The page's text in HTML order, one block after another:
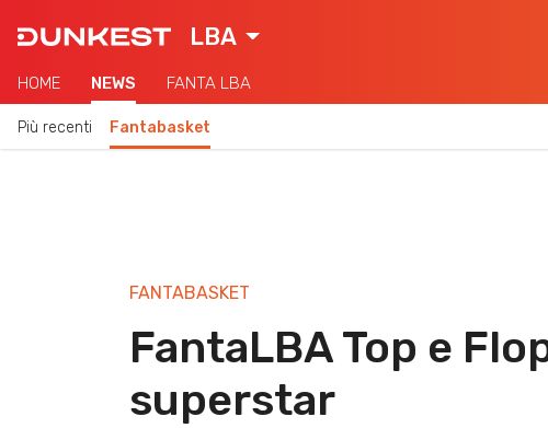
LBA
HOME NEWS FANTA LBA
Più recenti Fantabasket
FANTABASKET
FantaLBA Top e
superstar